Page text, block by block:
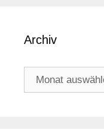
Archiv
Archiv